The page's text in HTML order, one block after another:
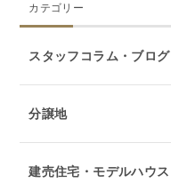
カテゴリー
スタッフコラム・ブログ
分譲地
建売住宅・モデルハウス